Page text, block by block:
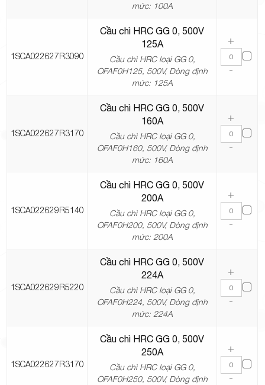
mức: 100A
1SCA022627R3090
Cầu chì HRC GG 0, 500V
125A
Cầu chì HRC loại GG 0,
OFAF0H125, 500V, Dòng định
mức: 125A
+
-
1SCA022627R3170
Cầu chì HRC GG 0, 500V
160A
Cầu chì HRC loại GG 0,
OFAF0H160, 500V, Dòng định
mức: 160A
+
-
1SCA022629R5140
Cầu chì HRC GG 0, 500V
200A
Cầu chì HRC loại GG 0,
OFAF0H200, 500V, Dòng định
mức: 200A
+
-
1SCA022629R5220
Cầu chì HRC GG 0, 500V
224A
Cầu chì HRC loại GG 0,
OFAF0H224, 500V, Dòng định
mức: 224A
+
-
1SCA022627R3170
Cầu chì HRC GG 0, 500V
250A
Cầu chì HRC loại GG 0,
OFAF0H250, 500V, Dòng định
+
-